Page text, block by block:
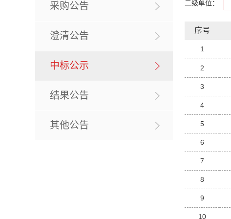
采购公告
澄清公告
中标公示
结果公告
其他公告
二级单位：
序号
1
2
3
4
5
6
7
8
9
10